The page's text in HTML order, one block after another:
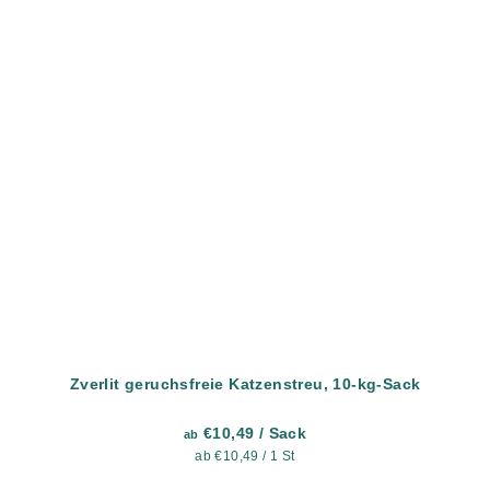
Zverlit geruchsfreie Katzenstreu, 10-kg-Sack
ab €10,49 / Sack
Verkaufspreis:
ab €10,49 / 1 St